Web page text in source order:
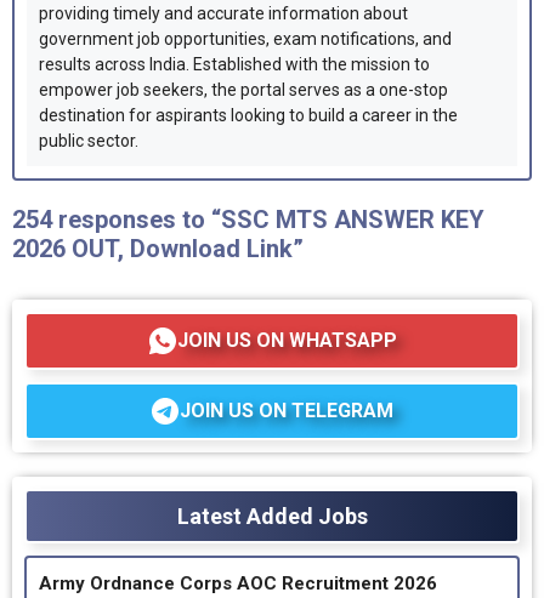
providing timely and accurate information about
government job opportunities, exam notifications, and
results across India. Established with the mission to
empower job seekers, the portal serves as a one-stop
destination for aspirants looking to build a career in the
public sector.
254 responses to “SSC MTS ANSWER KEY
2026 OUT, Download Link”
JOIN US ON WHATSAPP
JOIN US ON TELEGRAM
Latest Added Jobs
Army Ordnance Corps AOC Recruitment 2026